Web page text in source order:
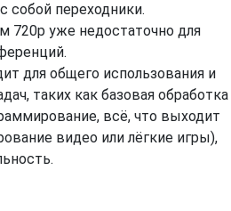
собой переходники.
720p уже недостаточно для
для общего использования и
таких как базовая обработка
всё, что выходит
видео или лёгкие игры),